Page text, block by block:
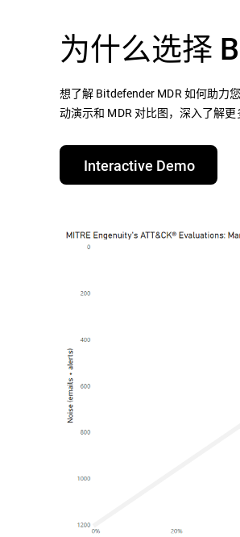
为什么选择
想了解 Bitdefender MDR 如何助力
动演示和 MDR 对比图，深入了解更
Interactive Demo